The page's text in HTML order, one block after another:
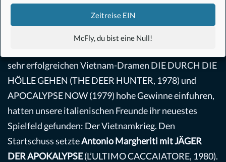
Zeitreise EIN
McFly, du bist eine Null!
Nun lasst uns zu unseren Nachbarn aus dem
Stiefelland blicken, denn dort tat sich auch einiges in
sehr erfolgreichen Vietnam-Dramen DIE DURCH DIE
HÖLLE GEHEN (THE DEER HUNTER, 1978) und
APOCALYPSE NOW (1979) hohe Gewinne einfuhren,
hatten unsere italienischen Freunde ihr neuestes
Spielfeld gefunden: Der Vietnamkrieg. Den
Startschuss setzteAntonio Margheriti mit JÄGER
DER APOKALYPSE(L’ULTIMO CACCAIATORE, 1980).